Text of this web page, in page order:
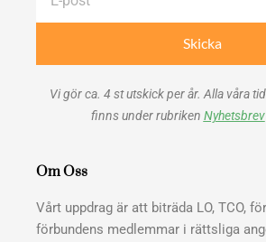
Skicka
Vi gör ca. 4 st utskick per år. Alla våra
finns under rubriken Nyhetsbrev
Om Oss
Vårt uppdrag är att biträda LO, TCO,
förbundens medlemmar i rättsliga